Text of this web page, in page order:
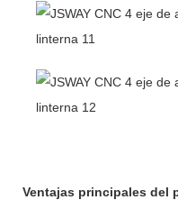
Ventajas principales del